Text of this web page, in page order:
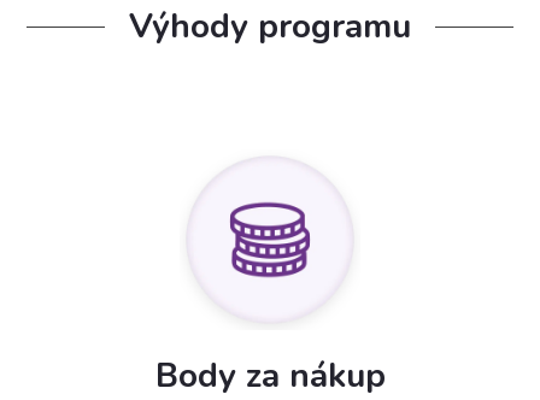
Výhody programu
Body za nákup